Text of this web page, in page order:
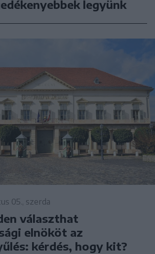
legyünk
05., szerda
választhat
elnököt az
kérdés, hogy kit?